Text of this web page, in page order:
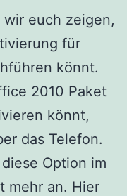
euch zeigen,
für
könnt.
2010 Paket
könnt,
das Telefon.
Option im
mehr an. Hier